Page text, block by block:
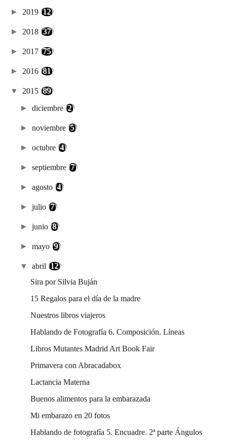
► 2019 (12)
► 2018 (37)
► 2017 (75)
► 2016 (81)
▼ 2015 (89)
►diciembre(2)
►noviembre(5)
►octubre(4)
►septiembre(7)
►agosto(4)
►julio(7)
►junio(8)
►mayo(9)
▼abril (12)
Sira por Silvia Buján
15 Regalos para el día de la madre
Nuestros libros viajeros
Hablando de Fotografía 6. Composición. Líneas
Libros Mutantes Madrid Art Book Fair
Primavera con Abracadabox
Lactancia Materna
Buenos alimentos para la embarazada
Mi embarazo en 20 fotos
Hablando de fotografía 5. Encuadre. 2ª parte Ángulos